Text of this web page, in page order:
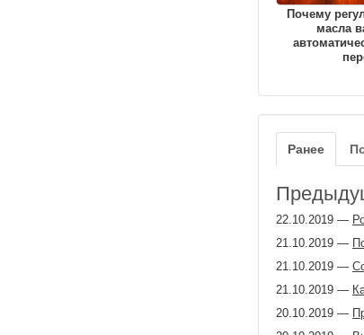
Почему
масла
Ранее
22.10.2019 —
21.10.2019 —
21.10.2019 —
21.10.2019 —
20.10.2019 —